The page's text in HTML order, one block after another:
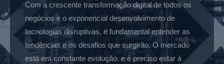
Com a crescente transformação digital de todos os
negócios e o exponencial desenvolvimento de
tecnologias disruptivas, é fundamental entender as
tendências e os desafios que surgirão. O mercado
está em constante evolução, e é preciso estar à